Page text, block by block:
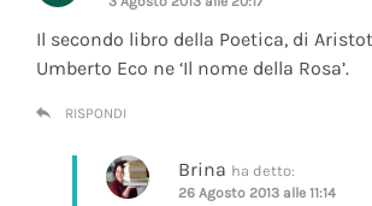
Il secondo libro della Poetica, di
Umberto Eco ne ‘Il nome della Rosa’.
RISPONDI
Brina ha detto:
26 Agosto 2013 alle 11:14